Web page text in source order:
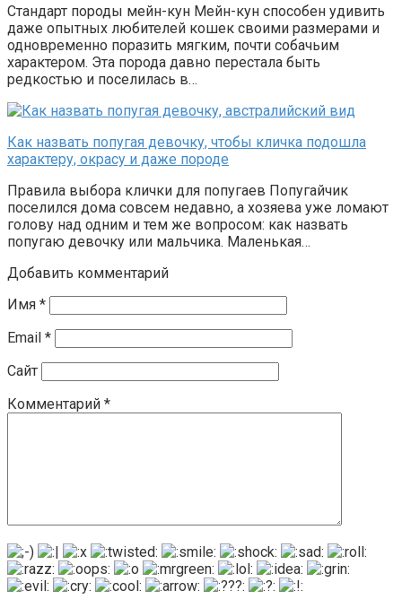
Стандарт породы мейн-кун Мейн-кун способен удивить
даже опытных любителей кошек своими размерами и
одновременно поразить мягким, почти собачьим
характером. Эта порода давно перестала быть
редкостью и поселилась в…
Как назвать попугая девочку, чтобы кличка подошла
характеру, окрасу и даже породе
Правила выбора клички для попугаев Попугайчик
поселился дома совсем недавно, а хозяева уже ломают
голову над одним и тем же вопросом: как назвать
попугаю девочку или мальчика. Маленькая…
Добавить комментарий
Имя *
Email *
Сайт
Комментарий *